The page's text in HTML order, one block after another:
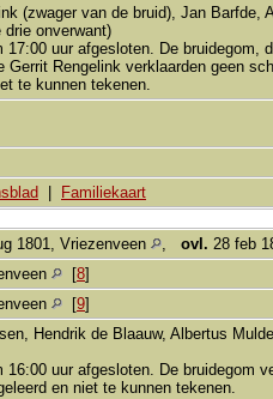
(zwager van de bruid), Jan Barfde,
drie onverwant)
17:00 uur afgesloten. De bruidegom,
Gerrit Rengelink verklaarden geen
te kunnen tekenen.
Familiekaart
1801, Vriezenveen , ovl. 28 feb
[8]
[9]
Hendrik de Blaauw, Albertus
16:00 uur afgesloten. De bruidegom
en niet te kunnen tekenen.